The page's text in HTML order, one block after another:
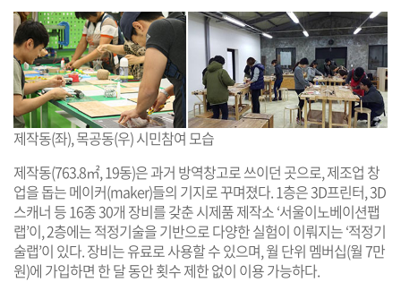
제작동(좌), 목공동(우) 시민참여 모습
제작동(763.8㎡, 19동)은 과거 방역창고로 쓰이던 곳으로, 제조업 창
업을 돕는 메이커(maker)들의 기지로 꾸며졌다. 1층은 3D프린터, 3D
스캐너 등 16종 30개 장비를 갖춘 시제품 제작소 ‘서울이노베이션팹
랩’이, 2층에는 적정기술을 기반으로 다양한 실험이 이뤄지는 ‘적정기
술랩’이 있다. 장비는 유료로 사용할 수 있으며, 월 단위 멤버십(월 7만
원)에 가입하면 한 달 동안 횟수 제한 없이 이용 가능하다.